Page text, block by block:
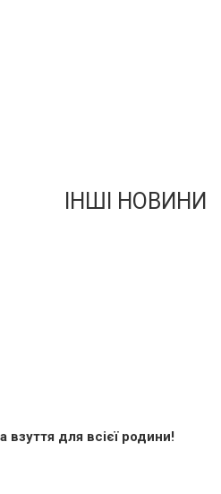
ІНШІ НОВИНИ
взуття для всієї родини!